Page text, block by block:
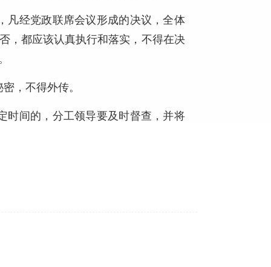
凡经党政联席会议形成的决议，全体
，都应该认真执行和落实，不得在决
，不得外传。
时间的，分工领导要及时督查，并将